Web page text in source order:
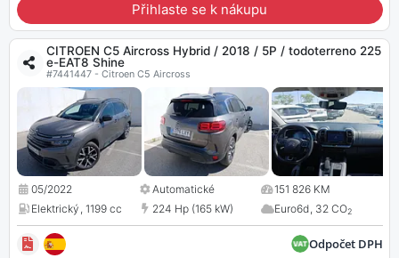
Přihlaste se k nákupu
CITROEN C5 Aircross Hybrid / 2018 / 5P / todoterreno 225
e-EAT8 Shine
#7441447 - Citroen C5 Aircross
05/2022 Automatické
151 826 KM
Elektrický, 1199 cc 224 Hp (165 kW) Euro6d, 32 CO2
Odpočet DPH